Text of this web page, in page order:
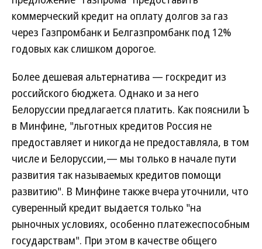
коммерческий кредит на оплату долгов за газ
через Газпромбанк и Белгазпромбанк под 12%
годовых как слишком дорогое.
Более дешевая альтернатива — госкредит из
российского бюджета. Однако и за него
Белоруссии предлагается платить. Как пояснили Ъ
в Минфине, "льготных кредитов Россия не
предоставляет и никогда не предоставляла, в том
числе и Белоруссии,— мы только в начале пути
развития так называемых кредитов помощи
развитию". В Минфине также вчера уточнили, что
суверенный кредит выдается только "на
рыночных условиях, особенно платежеспособным
государствам". При этом в качестве общего